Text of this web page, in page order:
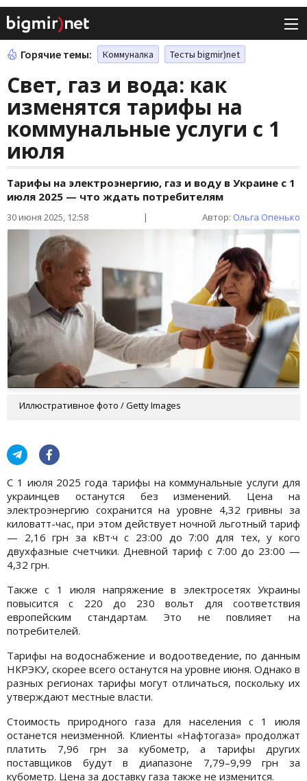
Горячие темы: Коммуналка Тесты bigmir)net
Свет, газ и вода: как
изменятся тарифы на
коммунальные услуги с 1
июля
Тарифы на электроэнергию, газ и воду в Украине с 1
июля 2025 — что ждать потребителям
30 июня 2025, 12:58 | Автор: Ольга Опенько
Иллюстративное фото / Getty Images
С 1 июля 2025 года тарифы на коммунальные услуги для
украинцев останутся без изменений. Цена на
электроэнергию сохранится на уровне 4,32 гривны за
киловатт-час, при этом действует ночной льготный тариф
— 2,16 грн за кВт·ч с 23:00 до 7:00 для тех, у кого
двухфазные счетчики. Дневной тариф с 7:00 до 23:00 —
4,32 грн.
Также с 1 июля напряжение в электросетях Украины
повысится с 220 до 230 вольт для соответствия
европейским стандартам. Это не повлияет на
потребителей.
Тарифы на водоснабжение и водоотведение, по данным
НКРЭКУ, скорее всего останутся на уровне июня. Однако в
разных регионах тарифы могут отличаться, поскольку их
утверждают местные власти.
Стоимость природного газа для населения с 1 июля
останется неизменной. Клиенты «Нафтогаза» продолжат
платить 7,96 грн за кубометр, а тарифы других
поставщиков будут в диапазоне 7,79–9,99 грн за
кубометр. Цена за доставку газа также не изменится.